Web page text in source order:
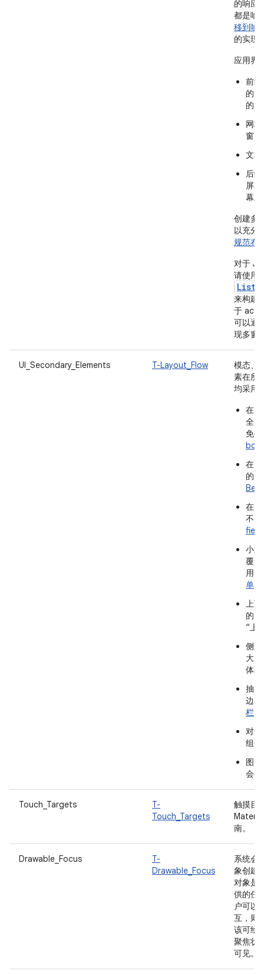
的响应
都是响
移到响
的实现
应用界
前
的
的
网
窗
文
后
屏
幕
创建多
以充分
规范布
对于
请使用
来构建
于
可以通
现多窗
UI_Secondary_Elements T-Layout_Flow
模态、
素在所
均采用
在
全
免
在
的
在
不
小
覆
用
单
上
的
“上
侧
大
体
抽
边
栏
对
组
图
会
Touch_Targets
T-
Touch_Targets
触摸目
南。
Drawable_Focus
T-
Drawable_Focus
系统会
象创建
对象是
供的任
户可以
互，则
该可绘
聚焦状
可见。